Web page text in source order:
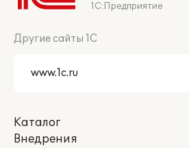
1С:Предприятие
Другие сайты 1С
Каталог
Внедрения